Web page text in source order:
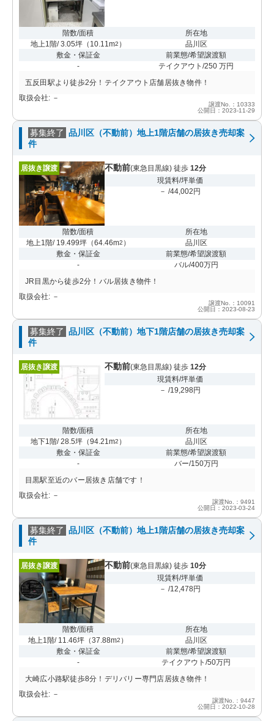
階数/面積
地上1階/ 3.05坪（ 10.11m2 ）
所在地
品川区
敷金・保証金
-
前業態/希望譲渡額
テイクアウト/250 万円
五反田駅より徒歩2分！テイクアウト店舗居抜き物件！
取扱会社: －
譲渡No.：10333
公開日：2023-11-29
募集終了 品川区（不動前）地上1階店舗の居抜き売却案
件
居抜き譲渡 不動前(東急目黒線) 徒歩 12分
現賃料/坪単価
－ /44,002円
階数/面積
地上1階/ 19.499坪（64.46m2 ）
所在地
品川区
敷金・保証金
-
前業態/希望譲渡額
バル/400万円
JR目黒から徒歩2分！バル居抜き物件！
取扱会社: －
譲渡No.：10091
公開日：2023-08-23
募集終了 品川区（不動前）地下1階店舗の居抜き売却案
件
居抜き譲渡 不動前(東急目黒線) 徒歩 12分
現賃料/坪単価
－ /19,298円
階数/面積
地下1階/ 28.5坪（94.21m2 ）
所在地
品川区
敷金・保証金
-
前業態/希望譲渡額
バー/150万円
目黒駅至近のバー居抜き店舗です！
取扱会社: －
譲渡No.：9491
公開日：2023-03-24
募集終了 品川区（不動前）地上1階店舗の居抜き売却案
件
居抜き譲渡 不動前(東急目黒線) 徒歩 10分
現賃料/坪単価
－ /12,478円
階数/面積
地上1階/ 11.46坪 （37.88m2 ）
所在地
品川区
敷金・保証金
-
前業態/希望譲渡額
テイクアウト/50万円
大崎広小路駅徒歩8分！デリバリー専門店居抜き物件！
取扱会社: －
譲渡No.：9447
公開日：2022-10-28